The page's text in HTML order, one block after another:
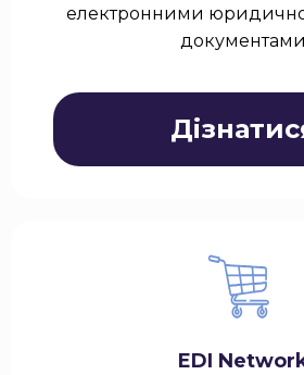
електронними
документами
EDI